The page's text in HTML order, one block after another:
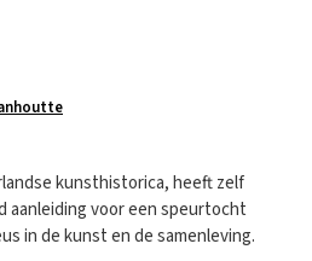
kunsthistorica, heeft zelf
aanleiding voor een speurtocht
in de kunst en de samenleving.